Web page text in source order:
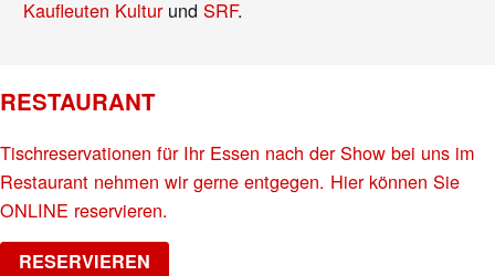
Kaufleuten KulturundSRF.
RESTAURANT
Tischreservationen für Ihr Essen nach der Show bei uns im
Restaurant nehmen wir gerne entgegen. Hier können Sie
ONLINE reservieren.
RESERVIEREN